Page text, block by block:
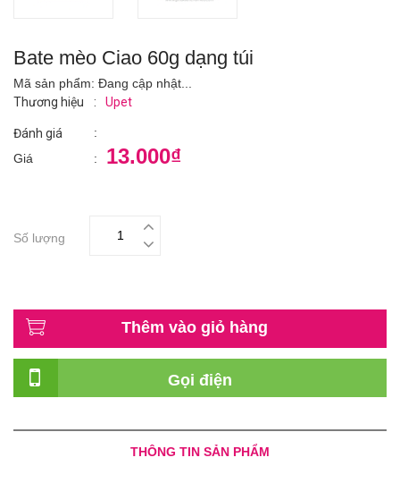
Bate mèo Ciao 60g dạng túi
Mã sản phẩm: Đang cập nhật...
Thương hiệu
: Upet
Đánh giá
:
Giá
: 13.000₫
Số lượng
Thêm vào giỏ hàng
Gọi điện
THÔNG TIN SẢN PHẨM